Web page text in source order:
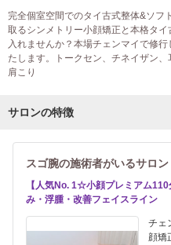
完全個室空間でのタイ古式整体&ソフ
取るシンメトリー小顔矯正と本格タ
入れませんか？本場チェンマイで修
たします。トークセン、チネイザン、
肩こり
サロンの特徴
スゴ腕の施術者がいるサロン
【人気No. 1☆小顔プレミアム
み・浮腫・改善フェイスライン
チェ
顔矯